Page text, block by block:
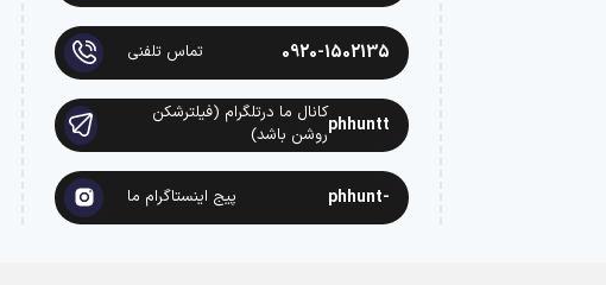
0920-1502135 تماس تلفنی
phhunttکانال ما درتلگرام (فیلترشکن
روشن باشد)
-phhunt پیج اینستاگرام ما